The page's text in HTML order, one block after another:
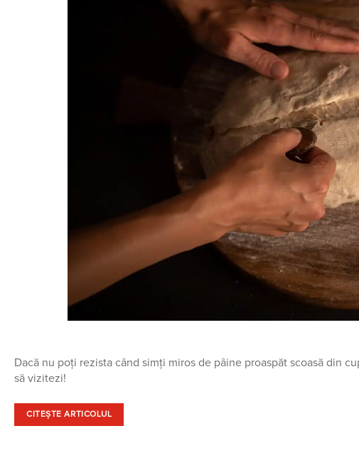
Dacă nu poți rezista când simți miros de pâine proaspăt scoasă din
să vizitezi!
CITEȘTE ARTICOLUL